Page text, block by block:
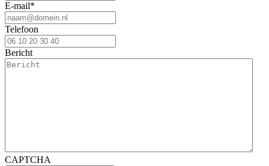
E-mail*
Telefoon
Bericht
CAPTCHA